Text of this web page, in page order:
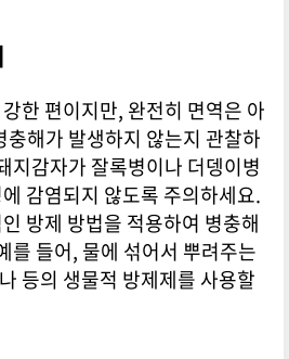
한 편이지만, 완전히 면역은 아
충해가 발생하지 않는지 관찰하
지감자가 잘록병이나 더뎅이병
감염되지 않도록 주의하세요.
방제 방법을 적용하여 병충해
를 들어, 물에 섞어서 뿌려주는
등의 생물적 방제제를 사용할